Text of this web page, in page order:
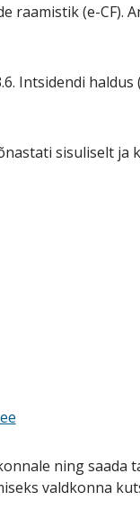
raamistik (e-CF).
Intsidendi haldus
sisuliselt ja
ning saada
valdkonna